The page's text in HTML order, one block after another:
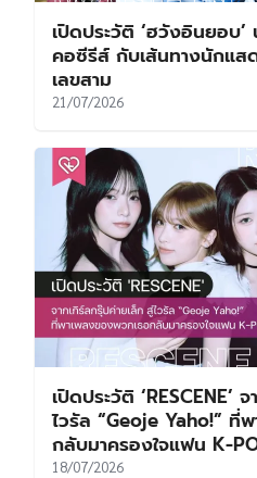
เปิดประวัติ ‘ฮวังอินยอบ
คอซีรีส์ กับเส้นทางนักแส
เลขสาม
21/07/2026
เปิดประวัติ ‘RESCENE’
ไวรัล “Geoje Yaho!” ที่
กลับมาครองใจแฟน K-
18/07/2026